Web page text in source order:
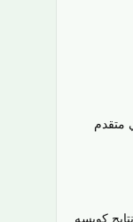
متقدم
كويسه